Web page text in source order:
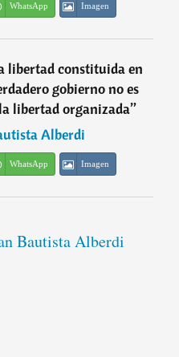
WhatsApp Imagen
libertad constituida en
gobierno no es
libertad organizada”
Alberdi
WhatsApp Imagen
Bautista Alberdi